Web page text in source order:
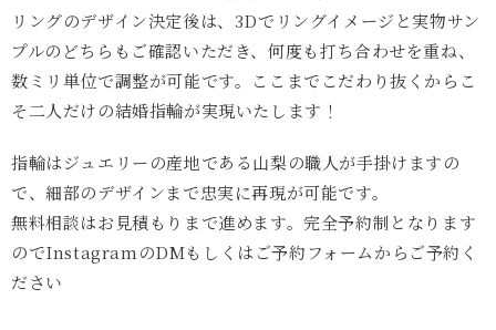
リングのデザイン決定後は、3Dでリングイメージと実物サン
プルのどちらもご確認いただき、何度も打ち合わせを重ね、
数ミリ単位で調整が可能です。ここまでこだわり抜くからこ
そ二人だけの結婚指輪が実現いたします！
指輪はジュエリーの産地である山梨の職人が手掛けますの
で、細部のデザインまで忠実に再現が可能です。
無料相談はお見積もりまで進めます。完全予約制となります
のでInstagramのDMもしくはご予約フォームからご予約く
ださい